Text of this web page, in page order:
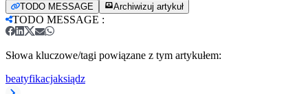
TODO MESSAGE Archiwizuj artykuł
TODO MESSAGE :
Słowa kluczowe/tagi powiązane z tym artykułem:
beatyfikacjaksiądz